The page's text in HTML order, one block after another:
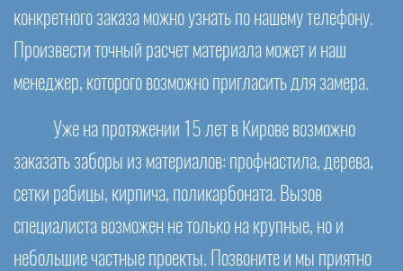
конкретного заказа можно узнать по нашему телефону.
Произвести точный расчет материала может и наш
менеджер, которого возможно пригласить для замера.
Уже на протяжении 15 лет в Кирове возможно
заказать заборы из материалов: профнастила, дерева,
сетки рабицы, кирпича, поликарбоната. Вызов
специалиста возможен не только на крупные, но и
небольшие частные проекты. Позвоните и мы приятно